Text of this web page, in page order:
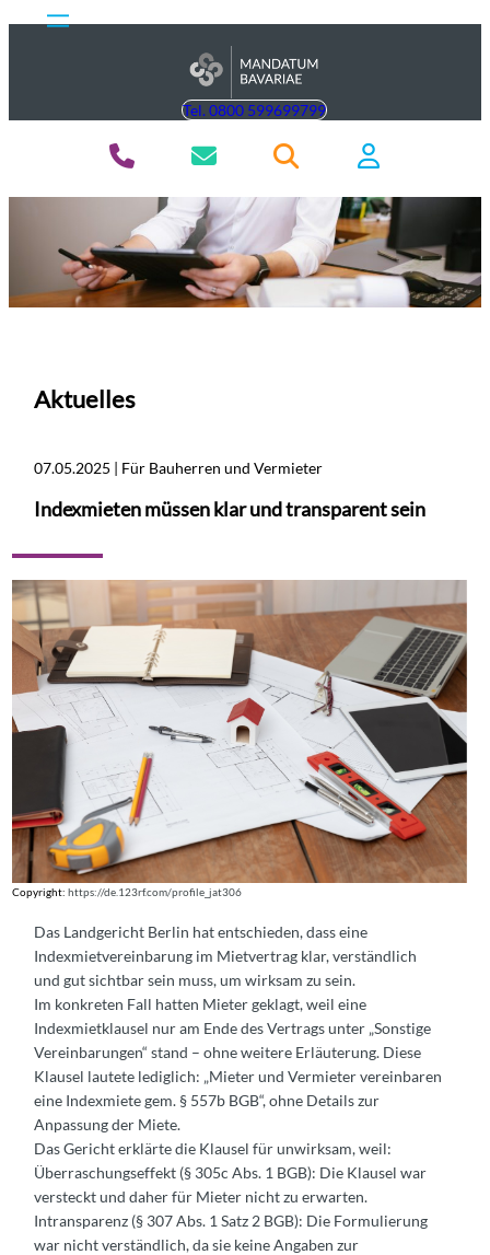
Tel. 0800 599699799
Aktuelles
07.05.2025 | Für Bauherren und Vermieter
Indexmieten müssen klar und transparent sein
Copyright:https://de.123rf.com/profile_jat306
Das Landgericht Berlin hat entschieden, dass eine
Indexmietvereinbarung im Mietvertrag klar, verständlich
und gut sichtbar sein muss, um wirksam zu sein.
Im konkreten Fall hatten Mieter geklagt, weil eine
Indexmietklausel nur am Ende des Vertrags unter „Sonstige
Vereinbarungen“ stand – ohne weitere Erläuterung. Diese
Klausel lautete lediglich: „Mieter und Vermieter vereinbaren
eine Indexmiete gem. § 557b BGB“, ohne Details zur
Anpassung der Miete.
Das Gericht erklärte die Klausel für unwirksam, weil:
Überraschungseffekt (§ 305c Abs. 1 BGB): Die Klausel war
versteckt und daher für Mieter nicht zu erwarten.
Intransparenz (§ 307 Abs. 1 Satz 2 BGB): Die Formulierung
war nicht verständlich, da sie keine Angaben zur